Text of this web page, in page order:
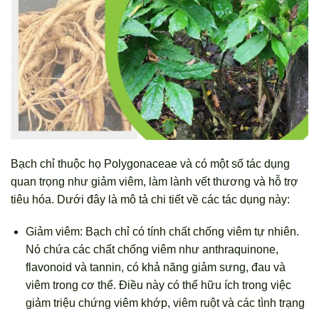
Bạch chỉ thuộc họ Polygonaceae và có một số tác dụng
quan trọng như giảm viêm, làm lành vết thương và hỗ trợ
tiêu hóa. Dưới đây là mô tả chi tiết về các tác dụng này:
Giảm viêm: Bạch chỉ có tính chất chống viêm tự nhiên.
Nó chứa các chất chống viêm như anthraquinone,
flavonoid và tannin, có khả năng giảm sưng, đau và
viêm trong cơ thể. Điều này có thể hữu ích trong việc
giảm triệu chứng viêm khớp, viêm ruột và các tình trạng